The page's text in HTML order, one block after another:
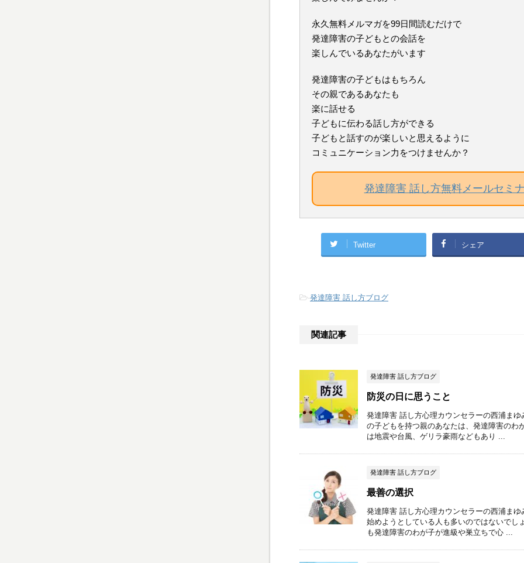
永久無料メルマガを99日間読むだけで
発達障害の子どもとの会話を
楽しんでいるあなたがいます
発達障害の子どもはもちろん
その親であるあなたも
楽に話せる
子どもに伝わる話し方ができる
子どもと話すのが楽しいと思えるように
コミュニケーション力をつけませんか？
発達障害 話し方無料メールセミ
Twitter シェア
-発達障害 話し方ブログ
関連記事
発達障害 話し方ブログ
防災の日に思うこと
発達障害 話し方心理カウンセラーの西浦ま
の子どもを持つ親のあなたは、発達障害のわ
は地震や台風、ゲリラ豪雨などもあり ...
発達障害 話し方ブログ
最善の選択
発達障害 話し方心理カウンセラーの西浦ま
始めようとしている人も多いのではないでし
も発達障害のわが子が進級や巣立ちで心 ...